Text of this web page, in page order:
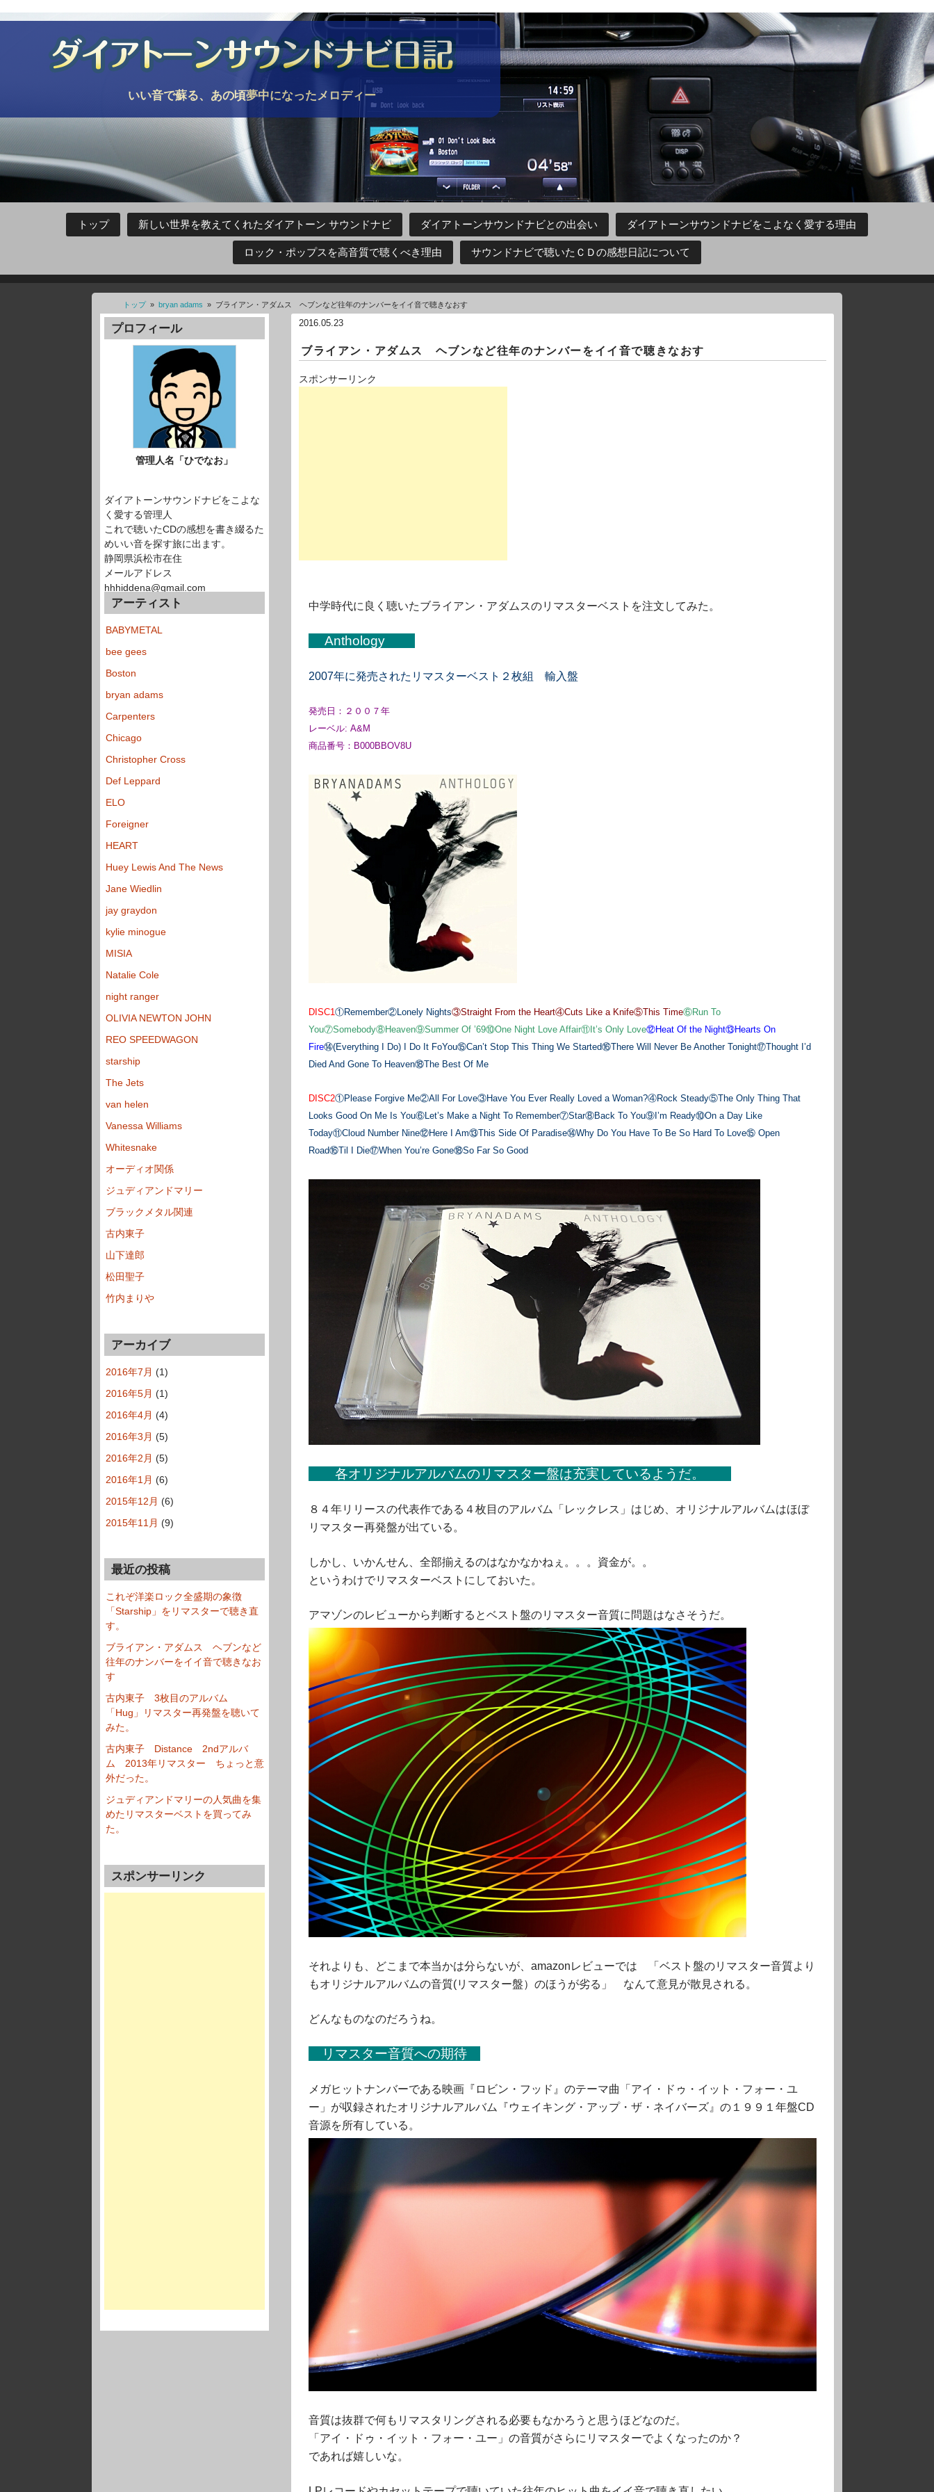
いい音で蘇る、あの頃夢中になったメロディー
トップ 新しい世界を教えてくれたダイアトーン サウンドナビ ダイアトーンサウンドナビとの出会い ダイアトーンサウンドナビをこよなく愛する理由
ロック・ポップスを高音質で聴くべき理由 サウンドナビで聴いたＣＤの感想日記について
トップ» bryan adams » ブライアン・アダムス ヘブンなど往年のナンバーをイイ音で聴きなおす
2016.05.23
ブライアン・アダムス ヘブンなど往年のナンバーをイイ音で聴きなおす
スポンサーリンク
中学時代に良く聴いたブライアン・アダムスのリマスターベストを注文してみた。
Anthology
2007年に発売されたリマスターベスト２枚組 輸入盤
発売日：２００７年
レーベル: A&M
商品番号：B000BBOV8U
DISC1①Remember②Lonely Nights③Straight From the Heart④Cuts Like a Knife⑤This Time⑥Run To
You⑦Somebody⑧Heaven⑨Summer Of ’69⑩One Night Love Affair⑪It’s Only Love⑫Heat Of the Night⑬Hearts On
Fire⑭(Everything I Do) I Do It FoYou⑮Can’t Stop This Thing We Started⑯There Will Never Be Another Tonight⑰Thought I’d
Died And Gone To Heaven⑱The Best Of Me
DISC2①Please Forgive Me②All For Love③Have You Ever Really Loved a Woman?④Rock Steady⑤The Only Thing That
Looks Good On Me Is You⑥Let’s Make a Night To Remember⑦Star⑧Back To You⑨I’m Ready⑩On a Day Like
Today⑪Cloud Number Nine⑫Here I Am⑬This Side Of Paradise⑭Why Do You Have To Be So Hard To Love⑮ Open
Road⑯Til I Die⑰When You’re Gone⑱So Far So Good
各オリジナルアルバムのリマスター盤は充実しているようだ。
８４年リリースの代表作である４枚目のアルバム「レックレス」はじめ、オリジナルアルバムはほぼ
リマスター再発盤が出ている。
しかし、いかんせん、全部揃えるのはなかなかねぇ。。。資金が。。
というわけでリマスターベストにしておいた。
アマゾンのレビューから判断するとベスト盤のリマスター音質に問題はなさそうだ。
それよりも、どこまで本当かは分らないが、amazonレビューでは 「ベスト盤のリマスター音質より
もオリジナルアルバムの音質(リマスター盤）のほうが劣る」 なんて意見が散見される。
どんなものなのだろうね。
リマスター音質への期待
メガヒットナンバーである映画『ロビン・フッド』のテーマ曲「アイ・ドゥ・イット・フォー・ユ
ー」が収録されたオリジナルアルバム『ウェイキング・アップ・ザ・ネイバーズ』の１９９１年盤CD
音源を所有している。
音質は抜群で何もリマスタリングされる必要もなかろうと思うほどなのだ。
「アイ・ドゥ・イット・フォー・ユー」の音質がさらにリマスターでよくなったのか？
であれば嬉しいな。
プロフィール
管理人名「ひでなお」
ダイアトーンサウンドナビをこよな
く愛する管理人
これで聴いたCDの感想を書き綴るた
めいい音を探す旅に出ます。
静岡県浜松市在住
メールアドレス
hhhiddena@gmail.com
アーティスト
BABYMETAL
bee gees
Boston
bryan adams
Carpenters
Chicago
Christopher Cross
Def Leppard
ELO
Foreigner
HEART
Huey Lewis And The News
Jane Wiedlin
jay graydon
kylie minogue
MISIA
Natalie Cole
night ranger
OLIVIA NEWTON JOHN
REO SPEEDWAGON
starship
The Jets
van helen
Vanessa Williams
Whitesnake
オーディオ関係
ジュディアンドマリー
ブラックメタル関連
古内東子
山下達郎
松田聖子
竹内まりや
アーカイブ
2016年7月 (1)
2016年5月 (1)
2016年4月 (4)
2016年3月 (5)
2016年2月 (5)
2016年1月 (6)
2015年12月 (6)
2015年11月 (9)
最近の投稿
これぞ洋楽ロック全盛期の象徴
「Starship」をリマスターで聴き直
す。
ブライアン・アダムス ヘブンなど
往年のナンバーをイイ音で聴きなお
す
古内東子 3枚目のアルバム
「Hug」リマスター再発盤を聴いて
みた。
古内東子 Distance 2ndアルバ
ム 2013年リマスター ちょっと意
外だった。
ジュディアンドマリーの人気曲を集
めたリマスターベストを買ってみ
た。
スポンサーリンク